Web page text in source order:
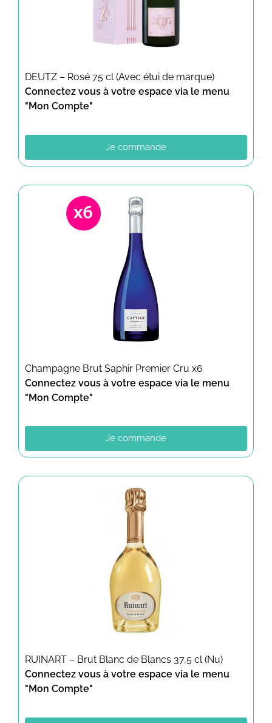
DEUTZ – Rosé 75 cl (Avec étui de marque)
Connectez vous à votre espace via le menu
"Mon Compte"
Je commande
Champagne Brut Saphir Premier Cru x6
Connectez vous à votre espace via le menu
"Mon Compte"
Je commande
RUINART – Brut Blanc de Blancs 37,5 cl (Nu)
Connectez vous à votre espace via le menu
"Mon Compte"